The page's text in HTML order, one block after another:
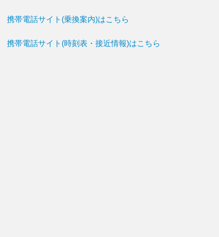
携帯電話サイト(乗換案内)はこちら
携帯電話サイト(時刻表・接近情報)はこちら